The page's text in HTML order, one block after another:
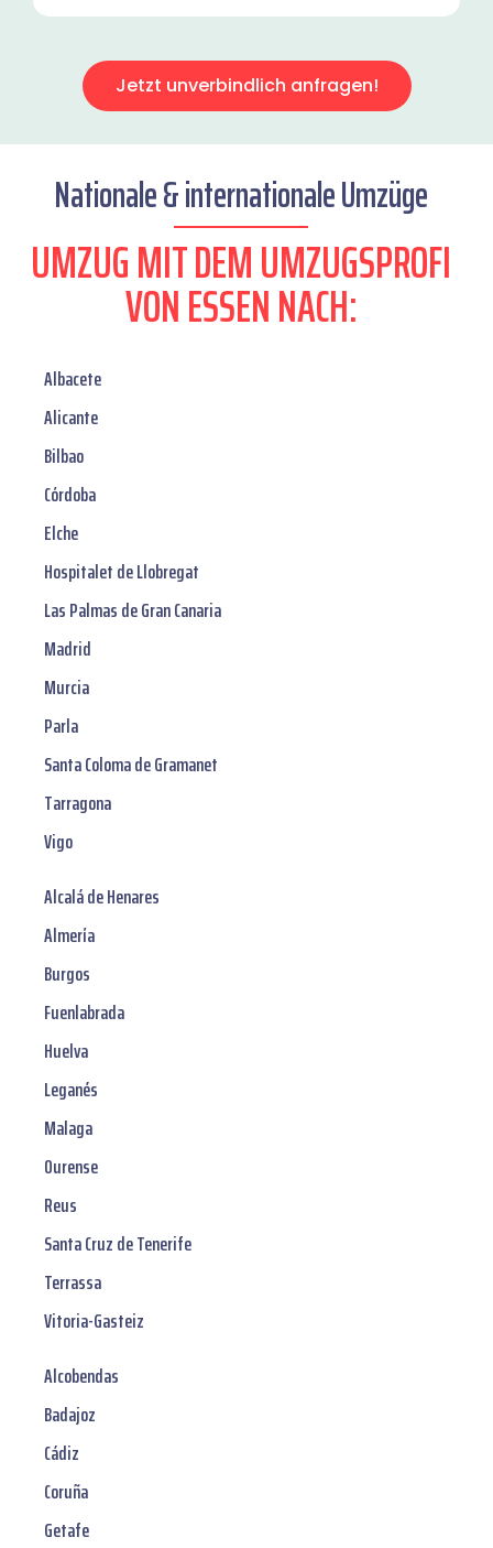
Jetzt unverbindlich anfragen!
Nationale & internationale Umzüge
UMZUG MIT DEM UMZUGSPROFI
VON ESSEN NACH:
Albacete
Alicante
Bilbao
Córdoba
Elche
Hospitalet de Llobregat
Las Palmas de Gran Canaria
Madrid
Murcia
Parla
Santa Coloma de Gramanet
Tarragona
Vigo
Alcalá de Henares
Almería
Burgos
Fuenlabrada
Huelva
Leganés
Malaga
Ourense
Reus
Santa Cruz de Tenerife
Terrassa
Vitoria-Gasteiz
Alcobendas
Badajoz
Cádiz
Coruña
Getafe